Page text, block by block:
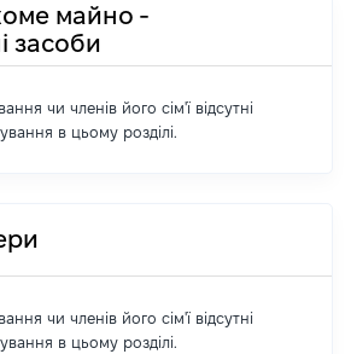
майно -
засоби
чи членів його сім'ї відсутні
в цьому розділі.
чи членів його сім'ї відсутні
в цьому розділі.